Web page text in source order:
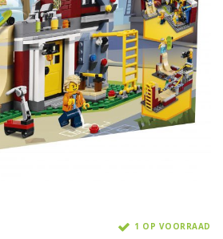
1 OP VOORRAAD